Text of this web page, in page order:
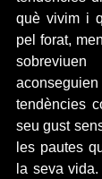
què vivim i
pel forat,
tendències
seu gust
les pautes
la seva